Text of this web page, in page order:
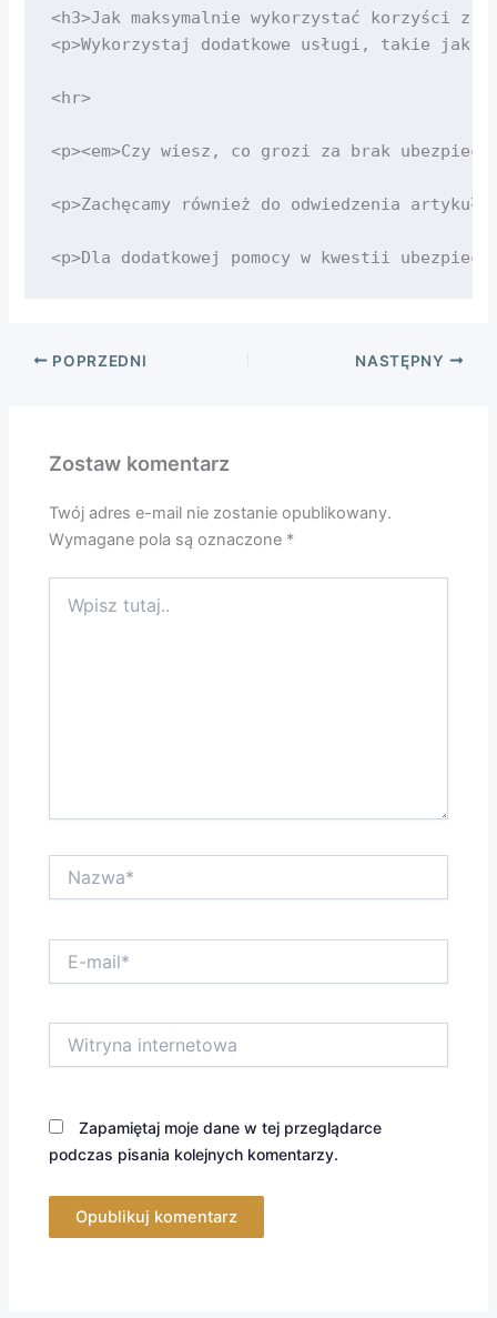
POPRZEDNI NASTĘPNY
Zostaw komentarz
Twój adres e-mail nie zostanie opublikowany.
Wymagane pola są oznaczone *
tutaj..
mail*
internetowa
Zapamiętaj moje dane w tej przeglądarce
podczas pisania kolejnych komentarzy.